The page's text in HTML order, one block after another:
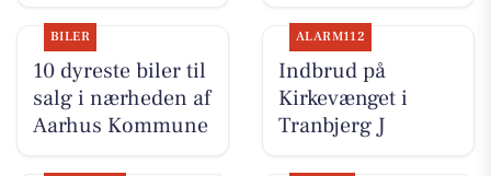
BILER
10 dyreste biler til
salg i nærheden af
Aarhus Kommune
ALARM112
Indbrud på
Kirkevænget i
Tranbjerg J